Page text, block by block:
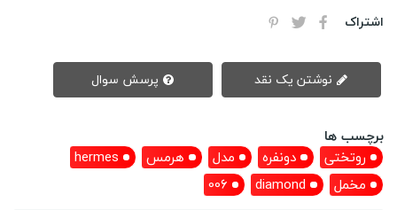
اشتراک
برچسب ها
روتختی
دونفره مدل هرمس
hermes
مخمل
diamond
006